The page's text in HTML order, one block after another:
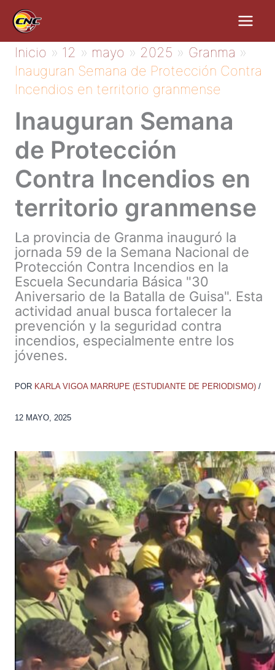
contenido
Inicio 12 mayo 2025
Granma
Inauguran Semana de Protección Contra
Incendios en territorio granmense
Inauguran Semana
de Protección
Contra Incendios en
territorio granmense
La provincia de Granma inauguró la
jornada 59 de la Semana Nacional de
Protección Contra Incendios en la
Escuela Secundaria Básica "30
Aniversario de la Batalla de Guisa". Esta
actividad anual busca fortalecer la
prevención y la seguridad contra
incendios, especialmente entre los
jóvenes.
POR KARLA VIGOA MARRUPE (ESTUDIANTE DE PERIODISMO) /
12 MAYO, 2025